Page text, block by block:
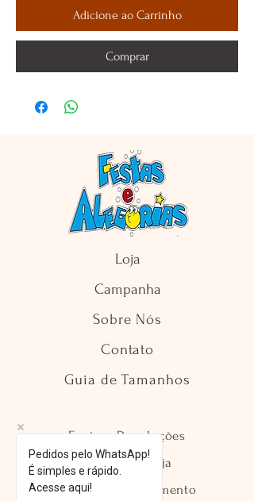
Adicione ao Carrinho
Comprar
Loja
Campanha
Sobre Nós
Contato
Guia de Tamanhos
Envio e Devoluções
Política da Loja
Métodos de Pagamento
Pedidos pelo WhatsApp!
É simples e rápido.
Acesse aqui!